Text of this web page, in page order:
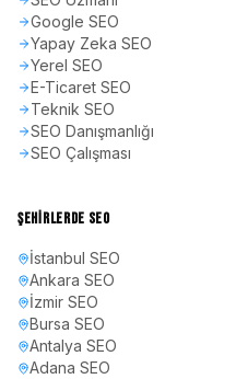
Google SEO
Yapay Zeka SEO
Yerel SEO
E-Ticaret SEO
Teknik SEO
SEO Danışmanlığı
SEO Çalışması
ŞEHIRLERDE SEO
İstanbul SEO
Ankara SEO
İzmir SEO
Bursa SEO
Antalya SEO
Adana SEO